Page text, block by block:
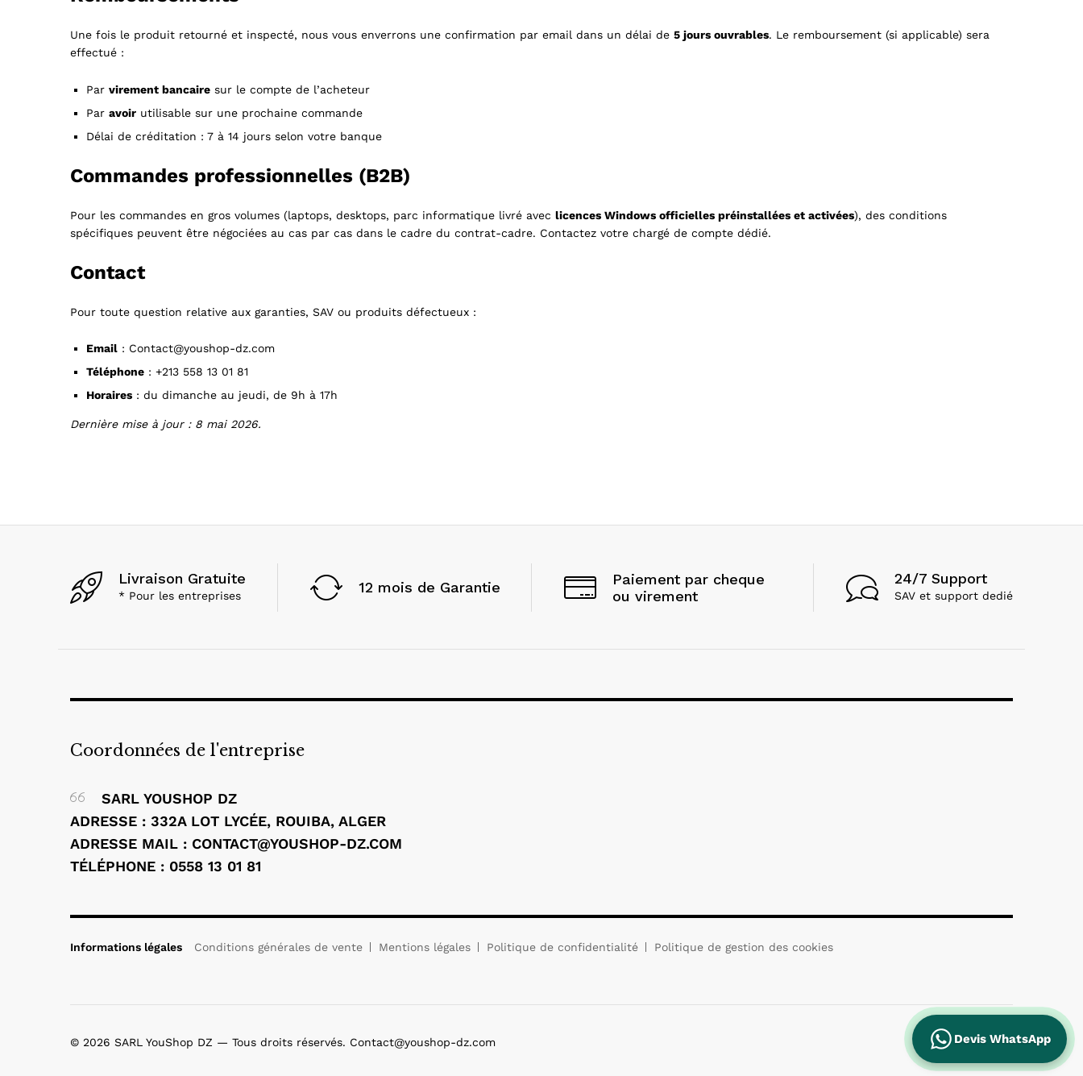
Une fois le produit retourné et inspecté, nous vous enverrons une confirmation par email dans un délai de 5 jours ouvrables. Le remboursement (si applicable) sera
effectué :
Par virement bancaire sur le compte de l’acheteur
Par avoir utilisable sur une prochaine commande
Délai de créditation : 7 à 14 jours selon votre banque
Commandes professionnelles (B2B)
Pour les commandes en gros volumes (laptops, desktops, parc informatique livré avec licences Windows officielles préinstallées et activées), des conditions
spécifiques peuvent être négociées au cas par cas dans le cadre du contrat-cadre. Contactez votre chargé de compte dédié.
Contact
Pour toute question relative aux garanties, SAV ou produits défectueux :
Email : Contact@youshop-dz.com
Téléphone : +213 558 13 01 81
Horaires : du dimanche au jeudi, de 9h à 17h
Dernière mise à jour : 8 mai 2026.
Livraison Gratuite
* Pour les entreprises 12 mois de Garantie
Paiement par cheque
ou virement
24/7 Support
SAV et support dedié
Coordonnées de l'entreprise
SARL YOUSHOP DZ
ADRESSE : 332A LOT LYCÉE, ROUIBA, ALGER
ADRESSE MAIL : CONTACT@YOUSHOP-DZ.COM
TÉLÉPHONE : 0558 13 01 81
Informations légales Conditions générales de vente Mentions légales Politique de confidentialité Politique de gestion des cookies
© 2026 SARL YouShop DZ — Tous droits réservés. Contact@youshop-dz.com Devis WhatsApp